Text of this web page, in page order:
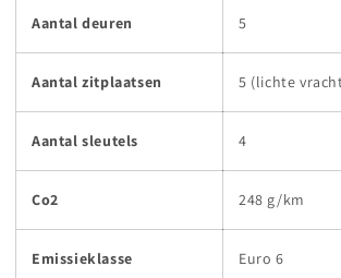
Aantal deuren 5
Aantal zitplaatsen 5 (lichte
Aantal sleutels 4
Co2 248 g/km
Emissieklasse Euro 6